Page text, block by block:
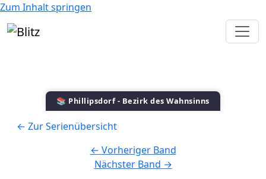
Zum Inhalt springen
📚 Phillipsdorf - Bezirk des Wahnsinns
← Zur Serienübersicht
← Vorheriger Band
Nächster Band →